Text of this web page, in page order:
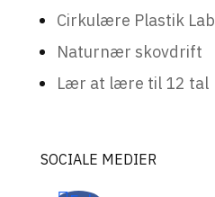
Cirkulære Plastik Lab
Naturnær skovdrift
Lær at lære til 12 tal
SOCIALE MEDIER